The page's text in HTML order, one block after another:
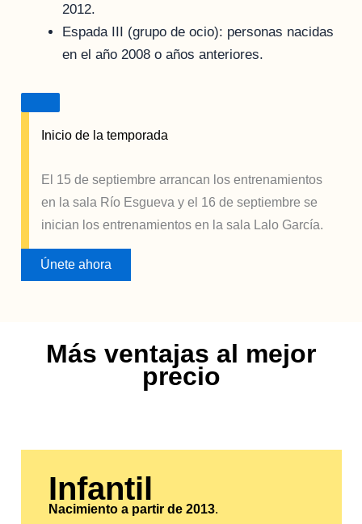
2012.
Espada III (grupo de ocio): personas nacidas
en el año 2008 o años anteriores.
Inicio de la temporada
El 15 de septiembre arrancan los entrenamientos
en la sala Río Esgueva y el 16 de septiembre se
inician los entrenamientos en la sala Lalo García.
Únete ahora
Más ventajas al mejor
precio
Infantil
Nacimiento a partir de 2013.